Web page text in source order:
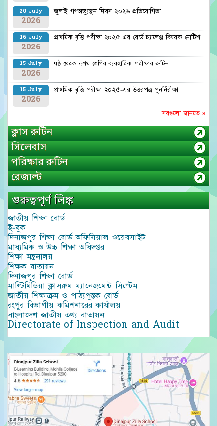
20 July
2026
জুলাই গণঅভ্যুস্থান দিবস ২০২৬ প্রতিযোগিতা
16 July
2026
প্রাথমিক বৃত্তি পরীক্ষা ২০২৫ এর বোর্ড চ্যালেঞ্জ বিষয়ক নোটিশ
15 July
2026
ষষ্ঠ থেকে দশম শ্রেণির ব্যবহারিক পরীক্ষার রুটিন
15 July
2026
প্রাথমিক বৃত্তি পরীক্ষা ২০২৫-এর উত্তরপত্র পুনর্নিরীক্ষা।
সবগুলো জানতে »
ক্লাস রুটিন
সিলেবাস
পরিক্ষার রুটিন
রেজাল্ট
গুরুত্বপূর্ণ লিঙ্ক
জাতীয় শিক্ষা বোর্ড
ই-বুক
দিনাজপুর শিক্ষা বোর্ড অফিসিয়াল ওয়েবসাইট
মাধ্যমিক ও উচ্চ শিক্ষা অধিদপ্তর
শিক্ষা মন্ত্রনালয়
শিক্ষক বাতায়ন
দিনাজপুর শিক্ষা বোর্ড
মাল্টিমিডিয়া ক্লাসরুম ম্যানেজমেন্ট সিস্টেম
জাতীয় শিক্ষাক্রম ও পাঠ্যপুস্তক বোর্ড
রংপুর বিভাগীয় কমিশনারের কার্যালয়
বাংলাদেশ জাতীয় তথ্য বাতায়ন
Directorate of Inspection and Audit